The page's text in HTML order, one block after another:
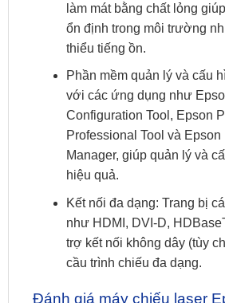
làm mát bằng chất lỏng
ổn định trong môi trường
thiểu tiếng ồn.
Phần mềm quản lý và cấu
với các ứng dụng như
Configuration Tool, Epson
Professional Tool và
Manager, giúp quản lý và
hiệu quả.
Kết nối đa dạng: Trang bị
như HDMI, DVI-D,
trợ kết nối không dây (tùy
cầu trình chiếu đa dạng.
Đánh giá máy chiếu laser